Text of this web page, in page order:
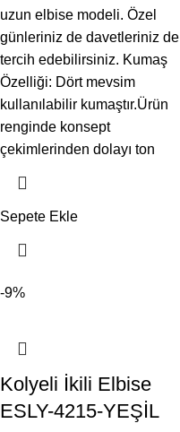
uzun elbise modeli. Özel
günleriniz de davetleriniz de
tercih edebilirsiniz. Kumaş
Özelliği: Dört mevsim
kullanılabilir kumaştır.Ürün
renginde konsept
çekimlerinden dolayı ton
Sepete Ekle
-9%
Kolyeli İkili Elbise
ESLY-4215-YEŞİL